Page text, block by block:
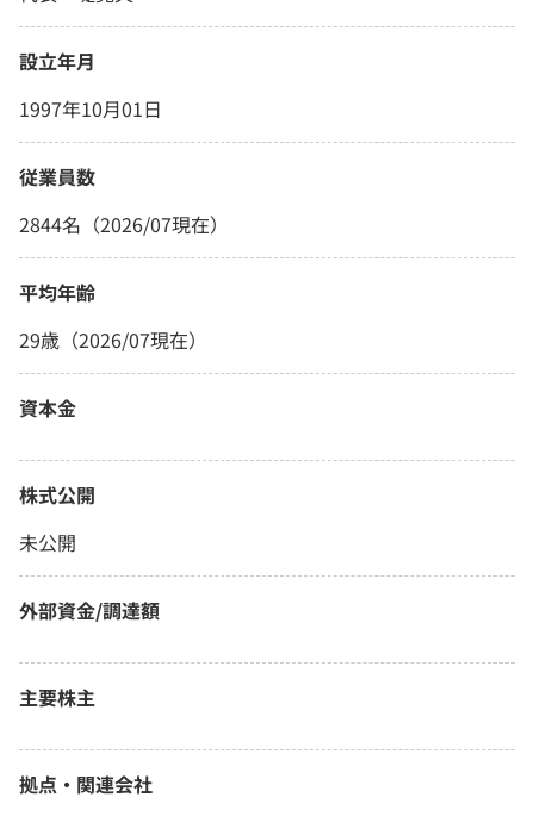
設立年月
1997年10月01日
従業員数
2844名（2026/07現在）
平均年齢
29歳（2026/07現在）
資本金
株式公開
未公開
外部資金/調達額
主要株主
拠点・関連会社